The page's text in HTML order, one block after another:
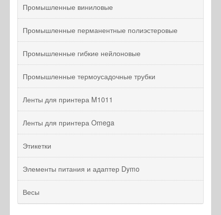
Промышленные виниловые
Промышленные перманентные полиэстеровые
Промышленные гибкие нейлоновые
Промышленные термоусадочные трубки
Ленты для принтера M1011
Ленты для принтера Omega
Этикетки
Элементы питания и адаптер Dymo
Весы